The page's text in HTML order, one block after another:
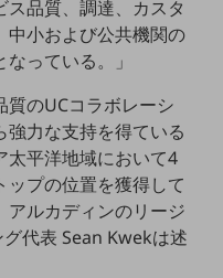
品質、調達、カスタ
中小および公共機関の
っている。」
質のUCコラボレーシ
強力な支持を得ている
太平洋地域において4
プの位置を獲得して
アルカディンのリージ
代表 Sean Kwekは述